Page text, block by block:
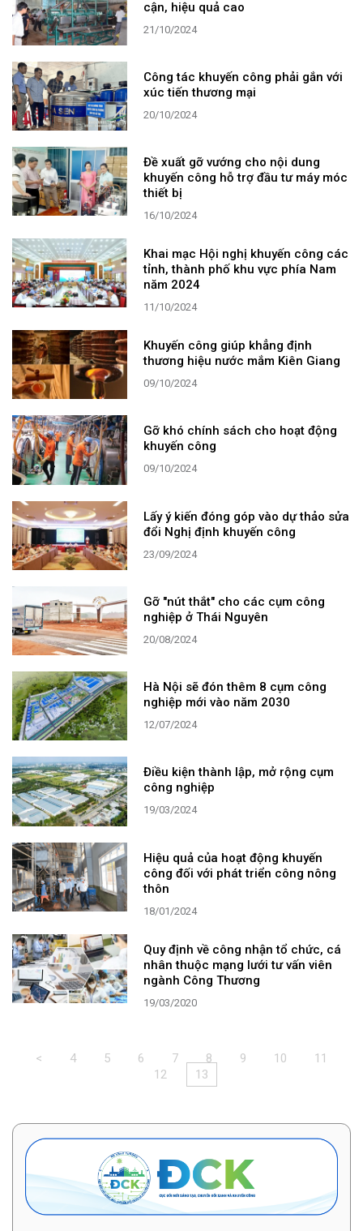
cận, hiệu quả cao
21/10/2024
Công tác khuyến công phải gắn với
xúc tiến thương mại
20/10/2024
Đề xuất gỡ vướng cho nội dung
khuyến công hỗ trợ đầu tư máy móc
thiết bị
16/10/2024
Khai mạc Hội nghị khuyến công các
tỉnh, thành phố khu vực phía Nam
năm 2024
11/10/2024
Khuyến công giúp khẳng định
thương hiệu nước mắm Kiên Giang
09/10/2024
Gỡ khó chính sách cho hoạt động
khuyến công
09/10/2024
Lấy ý kiến đóng góp vào dự thảo sửa
đổi Nghị định khuyến công
23/09/2024
Gỡ "nút thắt" cho các cụm công
nghiệp ở Thái Nguyên
20/08/2024
Hà Nội sẽ đón thêm 8 cụm công
nghiệp mới vào năm 2030
12/07/2024
Điều kiện thành lập, mở rộng cụm
công nghiệp
19/03/2024
Hiệu quả của hoạt động khuyến
công đối với phát triển công nông
thôn
18/01/2024
Quy định về công nhận tổ chức, cá
nhân thuộc mạng lưới tư vấn viên
ngành Công Thương
19/03/2020
< 4 5 6 7 8 9 10
11
12
13